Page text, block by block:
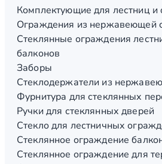
Комплектующие для лестниц и
Ограждения из нержавеющей
Стеклянные ограждения
балконов
Заборы
Стеклодержатели из
Фурнитура для стеклянных
Ручки для стеклянных дверей
Стекло для лестничных
Стеклянное ограждение
Стеклянное ограждение для